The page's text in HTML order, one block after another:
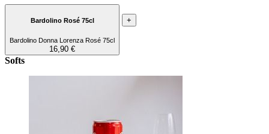
Bardolino Rosé 75cl
Bardolino Donna Lorenza Rosé 75cl
16,90 €
+
Softs